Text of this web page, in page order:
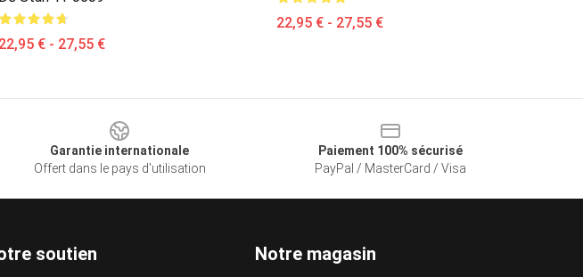
22,95 € - 27,55 €
22,95 € - 27,55 €
Garantie internationale
Offert dans le pays d'utilisation
Paiement 100% sécurisé
PayPal / MasterCard / Visa
soutien Notre magasin